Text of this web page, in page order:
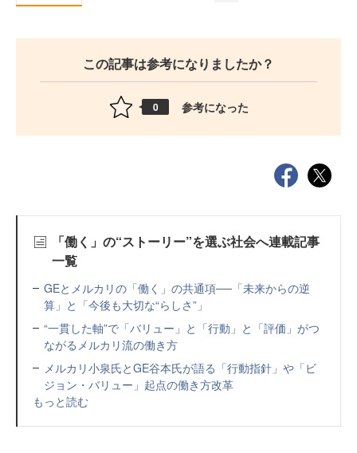
この記事は参考になりましたか？
0 参考になった
「働く」の“ストーリー”を選ぶ社会へ連載記事
一覧
GEとメルカリの「働く」の共通項──「未来からの逆
算」と「今後も大切な“らしさ”」
“一貫した軸”で「バリュー」と「行動」と「評価」がつ
ながるメルカリ流の働き方
メルカリ小泉氏とGE谷本氏が語る「行動指針」や「ビ
ジョン・バリュー」起点の働き方改革
もっと読む